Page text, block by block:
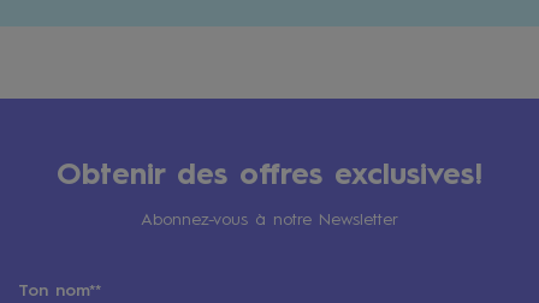
Obtenir des offres exclusives!
Abonnez-vous à notre Newsletter